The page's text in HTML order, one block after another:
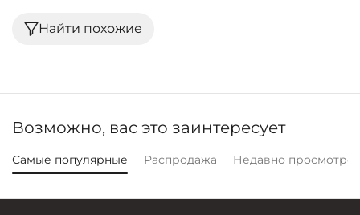
Найти похожие
Возможно, вас это заинтересует
Самые популярные Распродажа Недавно